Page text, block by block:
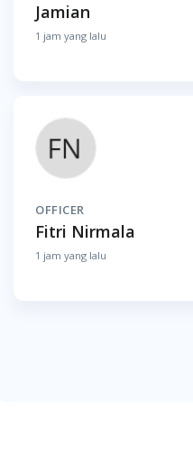
Jamian
1 jam yang lalu
OFFICER
Fitri Nirmala
1 jam yang lalu